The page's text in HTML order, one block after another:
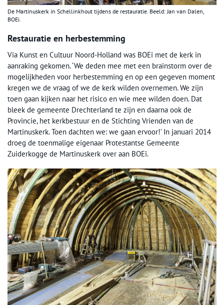
De Martinuskerk in Schellinkhout tijdens de restauratie. Beeld: Jan van Dalen,
BOEi.
Restauratie en herbestemming
Via Kunst en Cultuur Noord-Holland was BOEi met de kerk in
aanraking gekomen. ‘We deden mee met een brainstorm over de
mogelijkheden voor herbestemming en op een gegeven moment
kregen we de vraag of we de kerk wilden overnemen. We zijn
toen gaan kijken naar het risico en wie mee wilden doen. Dat
bleek de gemeente Drechterland te zijn en daarna ook de
Provincie, het kerkbestuur en de Stichting Vrienden van de
Martinuskerk. Toen dachten we: we gaan ervoor!’ In januari 2014
droeg de toenmalige eigenaar Protestantse Gemeente
Zuiderkogge de Martinuskerk over aan BOEi.